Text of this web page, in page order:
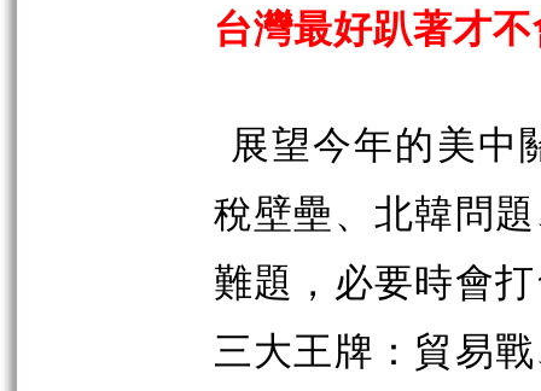
台灣最好趴著才
展望今年的美中
稅壁壘、北韓問
難題，必要時會
三大王牌：貿易